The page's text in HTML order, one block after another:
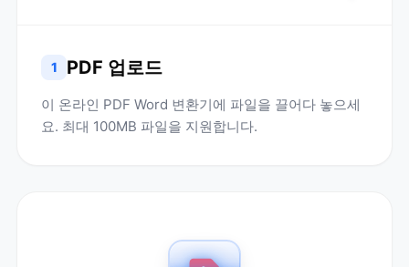
1 PDF 업로드
이 온라인 PDF Word 변환기에 파일을 끌어다 놓으세
요. 최대 100MB 파일을 지원합니다.